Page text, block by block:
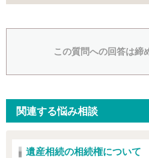
この質問への回答は締
関連する悩み相談
遺産相続の相続権について